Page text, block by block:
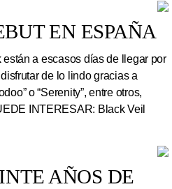
EN ESPAÑA
a escasos días de llegar por
de lo lindo gracias a
o “Serenity”, entre otros,
INTERESAR: Black Veil
AÑOS DE